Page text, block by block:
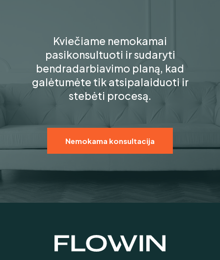
Kviečiame nemokamai
pasikonsultuoti ir sudaryti
bendradarbiavimo planą, kad
galėtumėte tik atsipalaiduoti ir
stebėti procesą.
Nemokama konsultacija